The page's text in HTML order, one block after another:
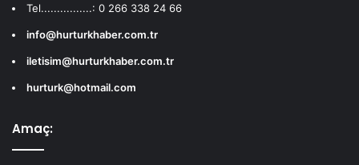
Tel................: 0 266 338 24 66
info@hurturkhaber.com.tr
iletisim@hurturkhaber.com.tr
hurturk@hotmail.com
Amaç: